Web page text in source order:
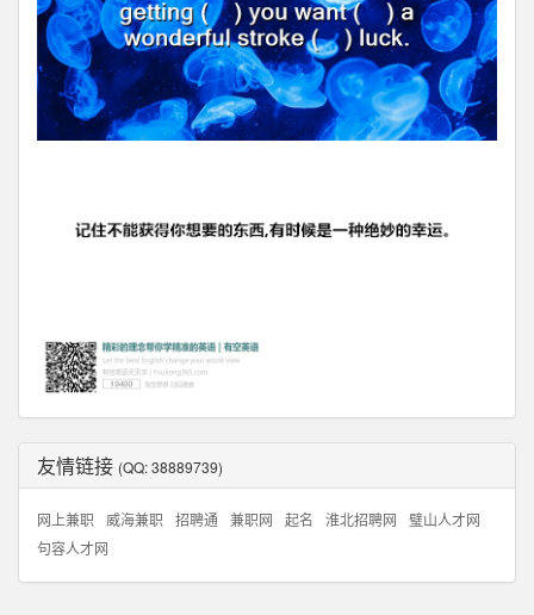
友情链接 (QQ: 38889739)
网上兼职 威海兼职 招聘通 兼职网 起名 淮北招聘网
璧山人才网
句容人才网